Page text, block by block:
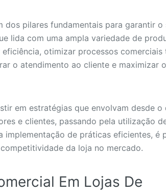
pilares fundamentais para garantir o
lida com uma ampla variedade de
otimizar processos comerciais
o atendimento ao cliente e maximizar
em estratégias que envolvam desde
e clientes, passando pela utilização
de práticas eficientes, é
da loja no mercado.
Em Lojas De